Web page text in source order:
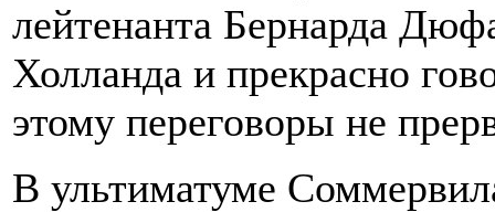
лейтенанта Бернарда
Холланда и прекрасно
этому переговоры не
В ультиматуме